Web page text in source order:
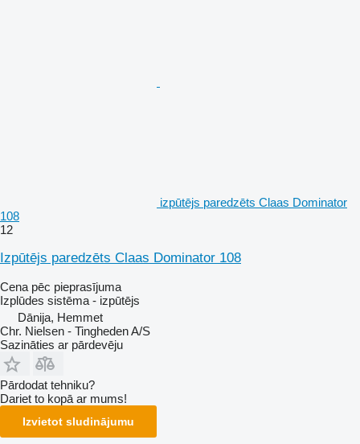
izpūtējs paredzēts Claas Dominator
108
12
Izpūtējs paredzēts Claas Dominator 108
Cena pēc pieprasījuma
Izplūdes sistēma - izpūtējs
Dānija, Hemmet
Chr. Nielsen - Tingheden A/S
Sazināties ar pārdevēju
Pārdodat tehniku?
Dariet to kopā ar mums!
Izvietot sludinājumu